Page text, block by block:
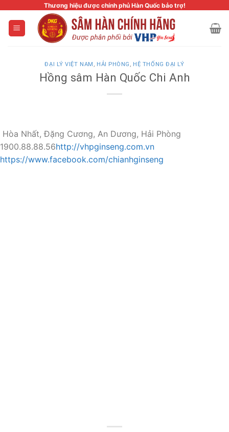
content
Thương hiệu được chính phủ Hàn Quốc bảo trợ!
ĐẠI LÝ VIỆT NAM , HẢI PHÒNG , HỆ THỐNG ĐẠI LÝ
Hồng sâm Hàn Quốc Chi Anh
Hòa Nhất, Đặng Cương, An Dương, Hải Phòng
1900.88.88.56http://vhpginseng.com.vn
https://www.facebook.com/chianhginseng